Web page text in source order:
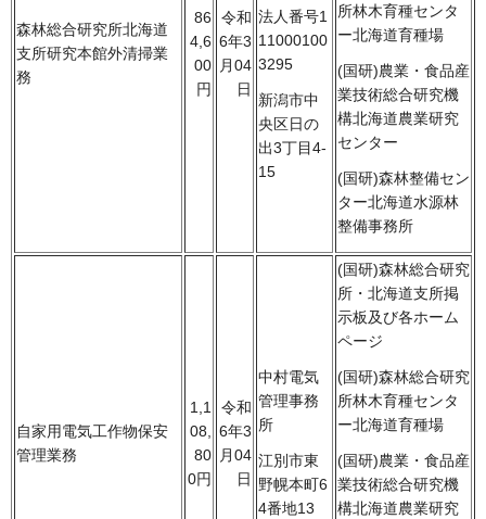
森林総合研究所北海道
支所研究本館外清掃業
務
86
4,6
00
円
令和
6年3
月04
日
法人番号1
11000100
3295
新潟市中
央区日の
出3丁目4-
15
所林木育種センタ
ー北海道育種場
(国研)農業・食品産
業技術総合研究機
構北海道農業研究
センター
(国研)森林整備セン
ター北海道水源林
整備事務所
自家用電気工作物保安
管理業務
1,1
08,
80
0円
令和
6年3
月04
日
中村電気
管理事務
所
江別市東
野幌本町6
4番地13
(国研)森林総合研究
所・北海道支所掲
示板及び各ホーム
ページ
(国研)森林総合研究
所林木育種センタ
ー北海道育種場
(国研)農業・食品産
業技術総合研究機
構北海道農業研究